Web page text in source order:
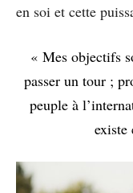
en soi et cette
« Mes objectifs
passer un tour ;
peuple à
existe